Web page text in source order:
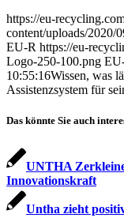
https://eu-
content/uploads/2020/
EU-R https://eu-
Logo-250-100.png
10:55:16Wissen, was
Assistenzsystem für
Das könnte Sie auch
UNTHA
Innovationskraft
Untha zieht